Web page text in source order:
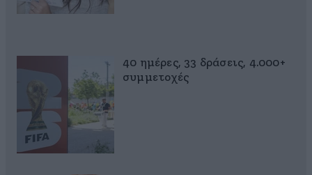
40 ημέρες, 33 δράσεις, 4.000+
συμμετοχές